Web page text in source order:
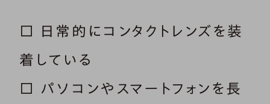
□ 日常的にコンタクトレンズを装
着している
□ パソコンやスマートフォンを長